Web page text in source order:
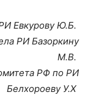
Евкурову Ю.Б.
РИ Базоркину
М.В.
РФ по РИ
Белхороеву У.Х